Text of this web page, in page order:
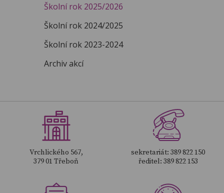
Školní rok 2025/2026
Školní rok 2024/2025
Školní rok 2023-2024
Archiv akcí
Vrchlického 567,
379 01 Třeboň
sekretariát: 389 822 150
ředitel: 389 822 153